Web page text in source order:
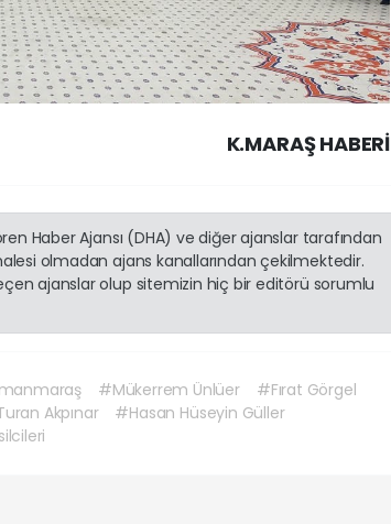
K.MARAŞ HABERİ
Haber Ajansı (DHA) ve diğer ajanslar tarafından
olmadan ajans kanallarından çekilmektedir.
ajanslar olup sitemizin hiç bir editörü sorumlu
#Mükerrem Ünlüer
#Fırat Görgel
Akpınar
#Hasan Hüseyin Güller